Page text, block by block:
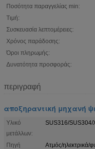
Ποσότητα παραγγελίας min:
Τιμή:
Συσκευασία λεπτομέρειες:
Χρόνος παράδοσης:
Όροι πληρωμής:
Δυνατότητα προσφοράς:
περιγραφή
αποξηραντική μηχανή
Υλικό
μετάλλων:
SUS316/
Πηγή
Ατμός/ηλεκτρικά/